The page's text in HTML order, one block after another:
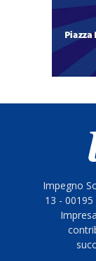
Impegno
13 -